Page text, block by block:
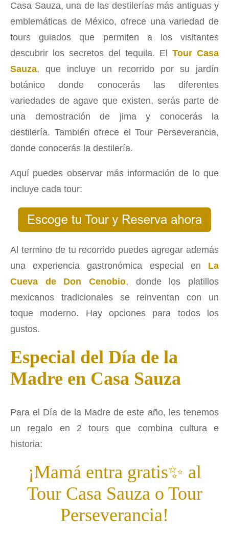
Casa Sauza, una de las destilerías más antiguas y
emblemáticas de México, ofrece una variedad de
tours guiados que permiten a los visitantes
descubrir los secretos del tequila. El Tour Casa
Sauza, que incluye un recorrido por su jardín
botánico donde conocerás las diferentes
variedades de agave que existen, serás parte de
una demostración de jima y conocerás la
destilería. También ofrece el Tour Perseverancia,
donde conocerás la destilería.
Aquí puedes observar más información de lo que
incluye cada tour:
Al termino de tu recorrido puedes agregar además
una experiencia gastronómica especial en La
Cueva de Don Cenobio, donde los platillos
mexicanos tradicionales se reinventan con un
toque moderno. Hay opciones para todos los
gustos.
Especial del Día de la
Madre en Casa Sauza
Para el Día de la Madre de este año, les tenemos
un regalo en 2 tours que combina cultura e
historia:
¡Mamá entra gratis✨ al
Tour Casa Sauza o Tour
Perseverancia!